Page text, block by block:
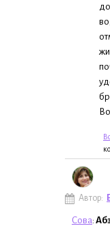
Автор:
Сова: